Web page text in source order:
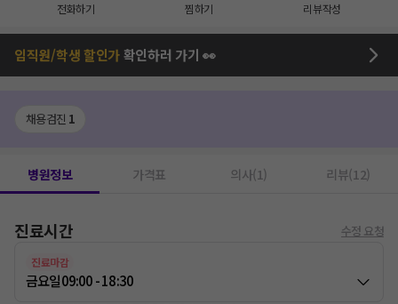
전화하기 찜하기 리뷰작성
임직원/학생 할인가확인하러 가기 👀
채용검진 1
병원정보 가격표 의사(1) 리뷰(12)
진료시간 수정 요청
진료마감
금요일09:00 - 18:30